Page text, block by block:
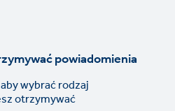
powiadomienia
wybrać rodzaj
otrzymywać